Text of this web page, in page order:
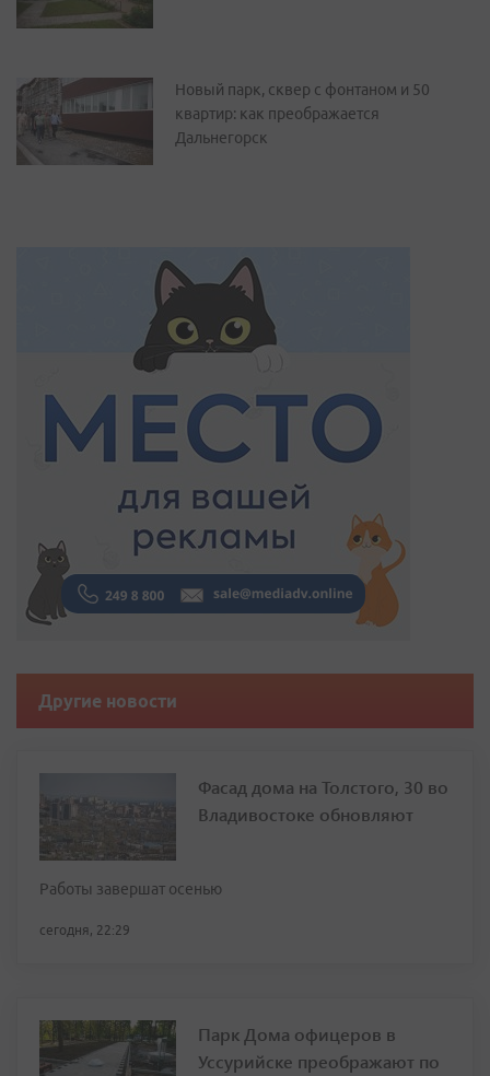
Новый парк, сквер с фонтаном и 50
квартир: как преображается
Дальнегорск
Другие новости
Фасад дома на Толстого, 30 во
Владивостоке обновляют
Работы завершат осенью
сегодня, 22:29
Парк Дома офицеров в
Уссурийске преображают по